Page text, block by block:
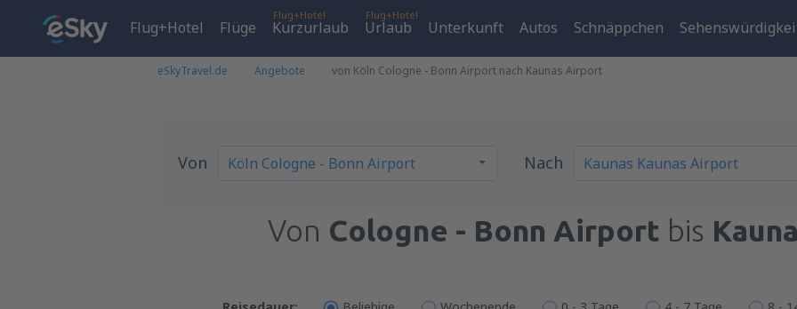
Flug+Hotel Flüge
Flug+Hotel
Kurzurlaub
Flug+Hotel
Urlaub Unterkunft Autos Schnäppchen
eSkyTravel.de Angebote von Köln Cologne - Bonn Airport nach Kaunas Airport
Von Nach
Von Cologne - Bonn Airport bis